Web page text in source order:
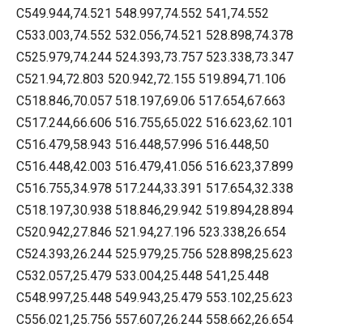
C549.944,74.521 548.997,74.552 541,74.552
C533.003,74.552 532.056,74.521 528.898,74.378
C525.979,74.244 524.393,73.757 523.338,73.347
C521.94,72.803 520.942,72.155 519.894,71.106
C518.846,70.057 518.197,69.06 517.654,67.663
C517.244,66.606 516.755,65.022 516.623,62.101
C516.479,58.943 516.448,57.996 516.448,50
C516.448,42.003 516.479,41.056 516.623,37.899
C516.755,34.978 517.244,33.391 517.654,32.338
C518.197,30.938 518.846,29.942 519.894,28.894
C520.942,27.846 521.94,27.196 523.338,26.654
C524.393,26.244 525.979,25.756 528.898,25.623
C532.057,25.479 533.004,25.448 541,25.448
C548.997,25.448 549.943,25.479 553.102,25.623
C556.021,25.756 557.607,26.244 558.662,26.654